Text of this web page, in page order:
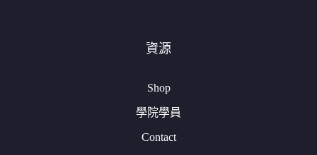
資源
Shop
學院學員
Contact